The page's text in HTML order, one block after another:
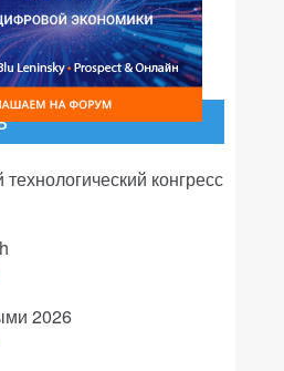
конгресс
2026